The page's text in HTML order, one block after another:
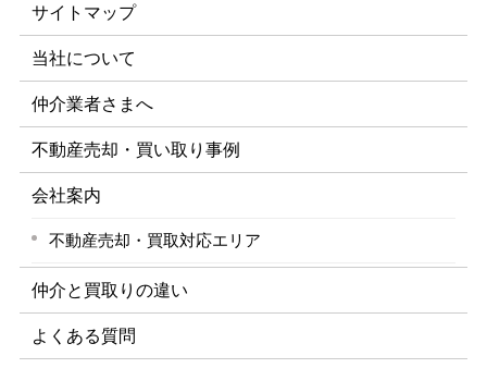
サイトマップ
当社について
仲介業者さまへ
不動産売却・買い取り事例
会社案内
不動産売却・買取対応エリア
仲介と買取りの違い
よくある質問